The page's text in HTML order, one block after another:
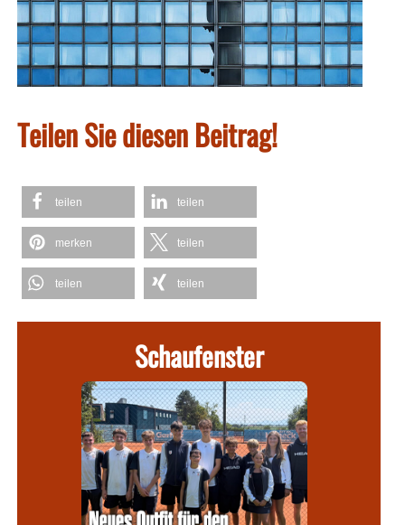
Teilen Sie diesen Beitrag!
teilen teilen
merken teilen
teilen teilen
Schaufenster